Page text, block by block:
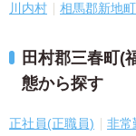
川内村
相馬郡新地町
田村郡三春町(
態から探す
正社員(正職員) 非常